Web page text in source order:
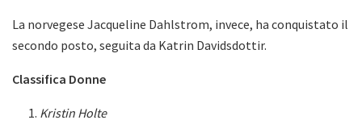
La norvegese Jacqueline Dahlstrom, invece, ha conquistato il
secondo posto, seguita da Katrin Davidsdottir.
Classifica Donne
Kristin Holte